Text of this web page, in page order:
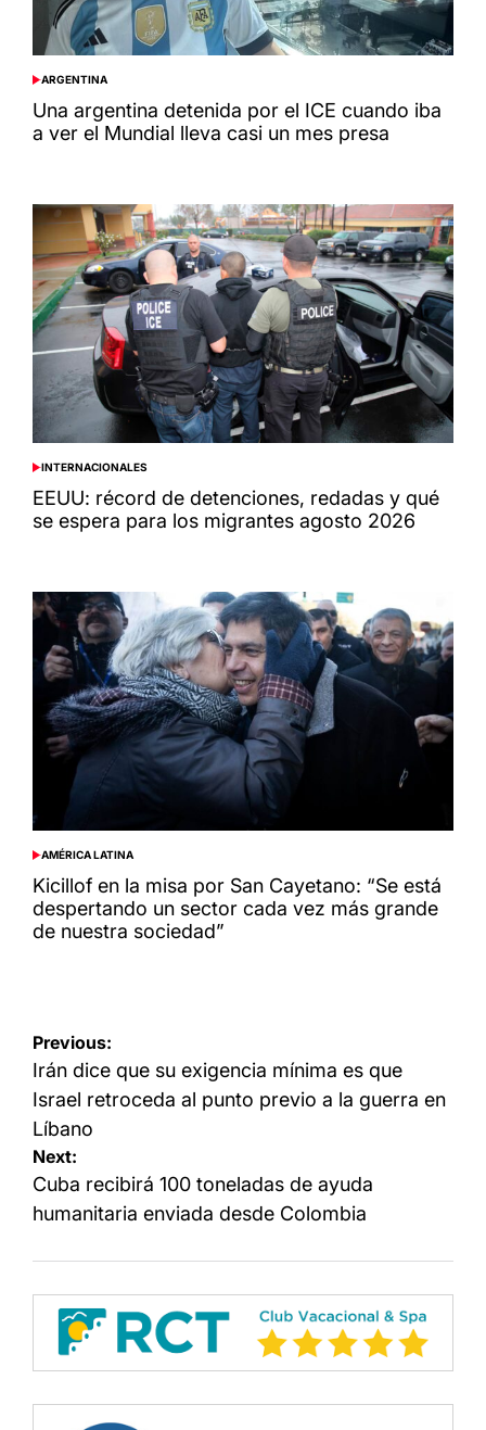
POSTED
IN
ARGENTINA
Una argentina detenida por el ICE cuando iba
a ver el Mundial lleva casi un mes presa
POSTED
IN
INTERNACIONALES
EEUU: récord de detenciones, redadas y qué
se espera para los migrantes agosto 2026
POSTED
IN
AMÉRICA LATINA
Kicillof en la misa por San Cayetano: “Se está
despertando un sector cada vez más grande
de nuestra sociedad”
Navegación
de
entradas
Previous:
Irán dice que su exigencia mínima es que
Israel retroceda al punto previo a la guerra en
Líbano
Next:
Cuba recibirá 100 toneladas de ayuda
humanitaria enviada desde Colombia